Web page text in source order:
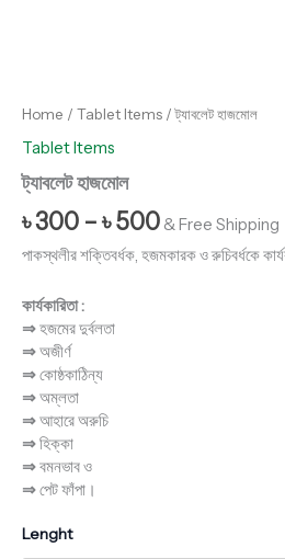
Home / Tablet Items / ট্যাবলেট হাজমোল
Tablet Items
ট্যাবলেট হাজমোল
৳300 –৳500 & Free Shipping
পাকস্থলীর শক্তিবর্ধক, হজমকারক ও রুচিবর্ধকে
কার্যকারিতা :
⇒হজমের দুর্বলতা
⇒অজীর্ণ
⇒কোষ্ঠকাঠিন্য
⇒অম্লতা
⇒আহারে অরুচি
⇒হিক্কা
⇒বমনভাব ও
⇒পেট ফাঁপা।
Lenght